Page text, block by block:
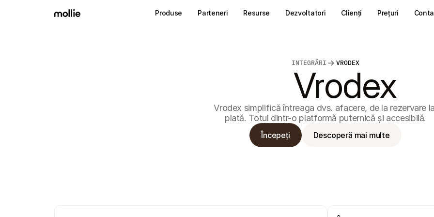
INTEGRĂRI VRODEX
Vrodex
Vrodex simplifică întreaga dvs. afacere, de la rezervare la
plată. Totul dintr-o platformă puternică și accesibilă.
Începeți Descoperă mai multe
Produse Parteneri Resurse Dezvoltatori Clienți Prețuri